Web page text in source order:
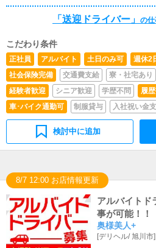
「送迎ドライバー」 の
こだわり条件
正社員 アルバイト 土日のみ可 週休2
社会保険完備
交通費支給 寮・社宅あり
経験者歓迎
シニア歓迎 学歴不問 履
車･バイク通勤可
制服貸与 入社祝い金
検討中に追加
8/7 12:00 お店情報更新
アルバイトド
事が可能！！
奥様美人+
[デリヘル/ 旭川市]